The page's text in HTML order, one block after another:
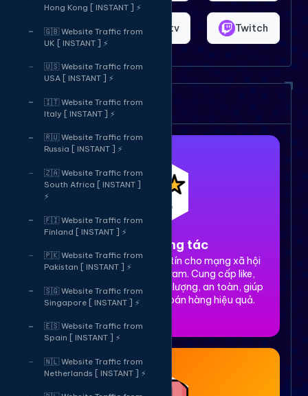
Hong Kong [ INSTANT ] ⚡
🇬🇧 Website Traffic from
UK [ INSTANT ] ⚡
🇺🇸 Website Traffic from
USA [ INSTANT ] ⚡
🇮🇹 Website Traffic from
Italy [ INSTANT ] ⚡
🇷🇺 Website Traffic from
Russia [ INSTANT ] ⚡
🇿🇦 Website Traffic from
South Africa [ INSTANT ]
⚡
🇫🇮 Website Traffic from
Finland [ INSTANT ] ⚡
🇵🇰 Website Traffic from
Pakistan [ INSTANT ] ⚡
🇸🇬 Website Traffic from
Singapore [ INSTANT ] ⚡
🇪🇸 Website Traffic from
Spain [ INSTANT ] ⚡
🇳🇱 Website Traffic from
Netherlands [ INSTANT ] ⚡
Shopee Bigo.tv Twitch
Dịch vụ của chúng tôi
1. Tăng tương tác
Dịch vụ tăng tương tác uy tín cho mạng xã hội
Facebook, TikTok, Instagram. Cung cấp like,
share, comment, view chất lượng, an toàn, giúp
xây dựng thương hiệu và bán hàng hiệu quả.